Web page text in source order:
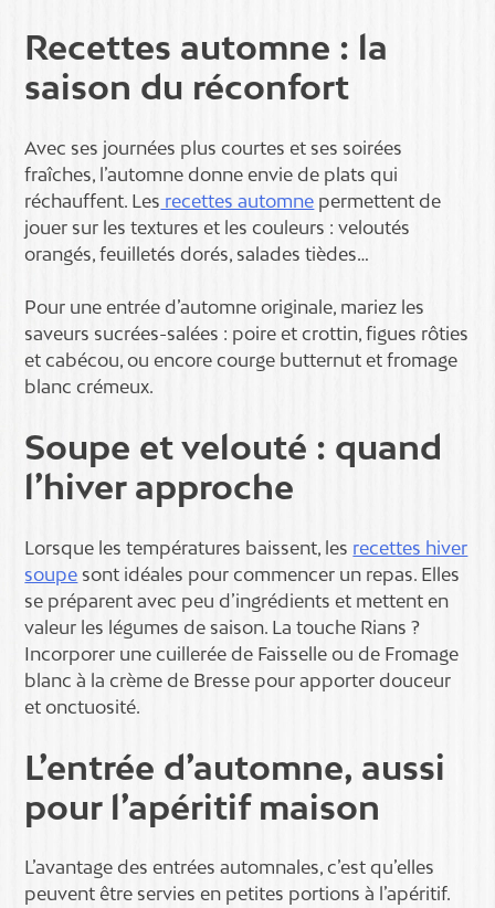
Recettes automne : la
saison du réconfort
Avec ses journées plus courtes et ses soirées
fraîches, l’automne donne envie de plats qui
réchauffent. Les recettes automne permettent de
jouer sur les textures et les couleurs : veloutés
orangés, feuilletés dorés, salades tièdes…
Pour une entrée d’automne originale, mariez les
saveurs sucrées-salées : poire et crottin, figues rôties
et cabécou, ou encore courge butternut et fromage
blanc crémeux.
Soupe et velouté : quand
l’hiver approche
Lorsque les températures baissent, les recettes hiver
soupe sont idéales pour commencer un repas. Elles
se préparent avec peu d’ingrédients et mettent en
valeur les légumes de saison. La touche Rians ?
Incorporer une cuillerée de Faisselle ou de Fromage
blanc à la crème de Bresse pour apporter douceur
et onctuosité.
L’entrée d’automne, aussi
pour l’apéritif maison
L’avantage des entrées automnales, c’est qu’elles
peuvent être servies en petites portions à l’apéritif.